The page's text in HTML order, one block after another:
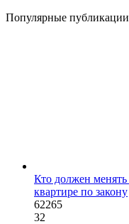
Популярные публикации
Кто должен менять
квартире по закону
62265
32